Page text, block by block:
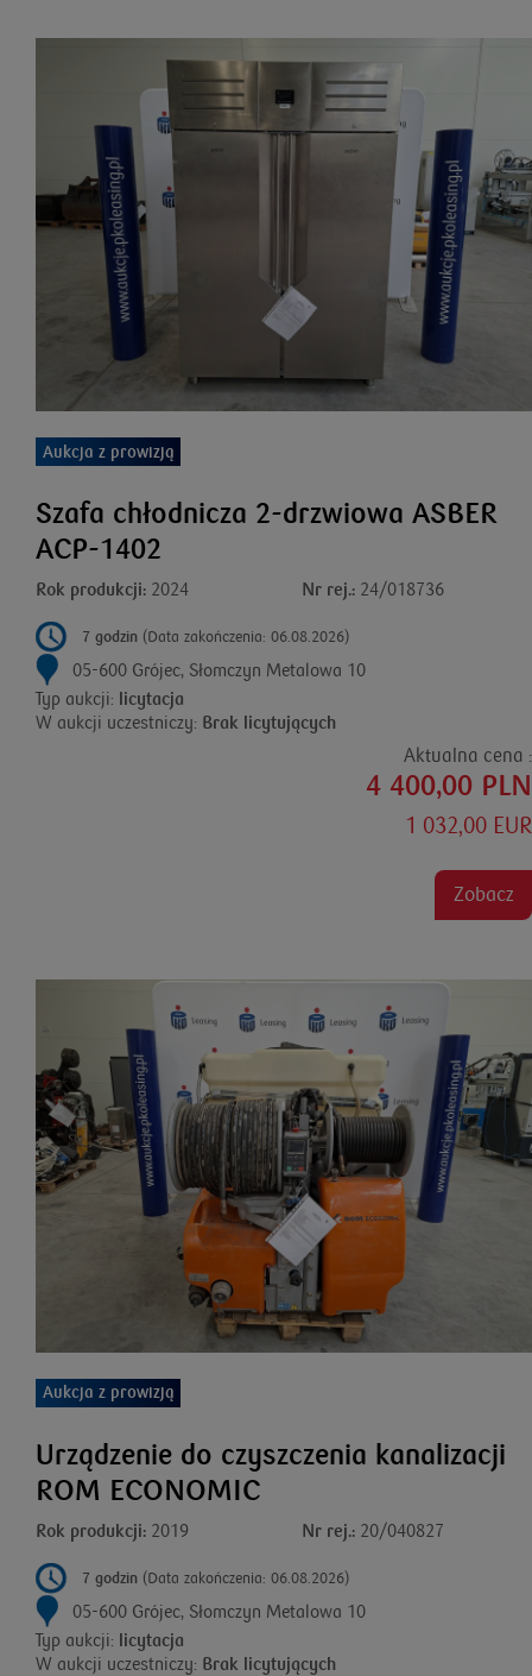
Aukcja z prowizją
Szafa chłodnicza 2-drzwiowa ASBER
ACP-1402
Rok produkcji: 2024 Nr rej.: 24/018736
Aktualna cena :
4 400,00 PLN
1 032,00 EUR
Zobacz
7 godzin (Data zakończenia: 06.08.2026)
05-600 Grójec, Słomczyn Metalowa 10
Typ aukcji: licytacja
W aukcji uczestniczy: Brak licytujących
Aukcja z prowizją
Urządzenie do czyszczenia kanalizacji
ROM ECONOMIC
Rok produkcji: 2019 Nr rej.: 20/040827
7 godzin (Data zakończenia: 06.08.2026)
05-600 Grójec, Słomczyn Metalowa 10
Typ aukcji: licytacja
W aukcji uczestniczy: Brak licytujących